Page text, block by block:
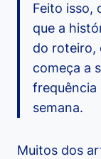
Feito isso,
que a
do roteiro,
começa a
frequência
semana.
Muitos dos